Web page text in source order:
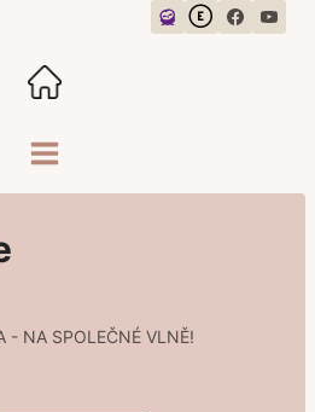
NA SPOLEČNÉ VLNĚ!